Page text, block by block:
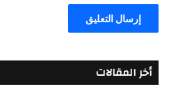
أخر المقالات